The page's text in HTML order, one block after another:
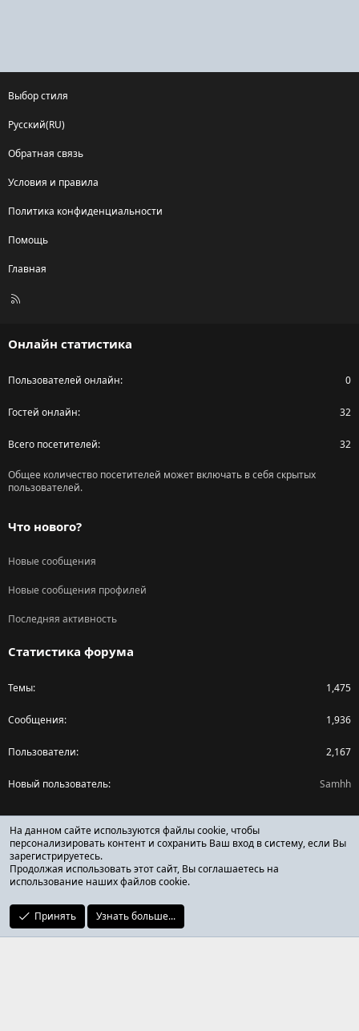
Выбор стиля
Русский(RU)
Обратная связь
Условия и правила
Политика конфиденциальности
Помощь
Главная
R
Онлайн статистика
Пользователей онлайн 0
Гостей онлайн 32
Всего посетителей 32
Общее количество посетителей может включать в себя скрытых
пользователей.
Что нового?
Новые сообщения
Новые сообщения профилей
Последняя активность
Статистика форума
Темы 1,475
Сообщения 1,936
Пользователи 2,167
Новый пользователь Samhh
Поделиться страницей
Facebook
X (Twitter)
Reddit
ОТЗЫВЫ ОНЛАЙН ФОРУМ
На данном сайте используются файлы cookie, чтобы
персонализировать контент и сохранить Ваш вход в систему, если Вы
зарегистрируетесь.
Продолжая использовать этот сайт, Вы соглашаетесь на
использование наших файлов cookie.
Принять Узнать больше...